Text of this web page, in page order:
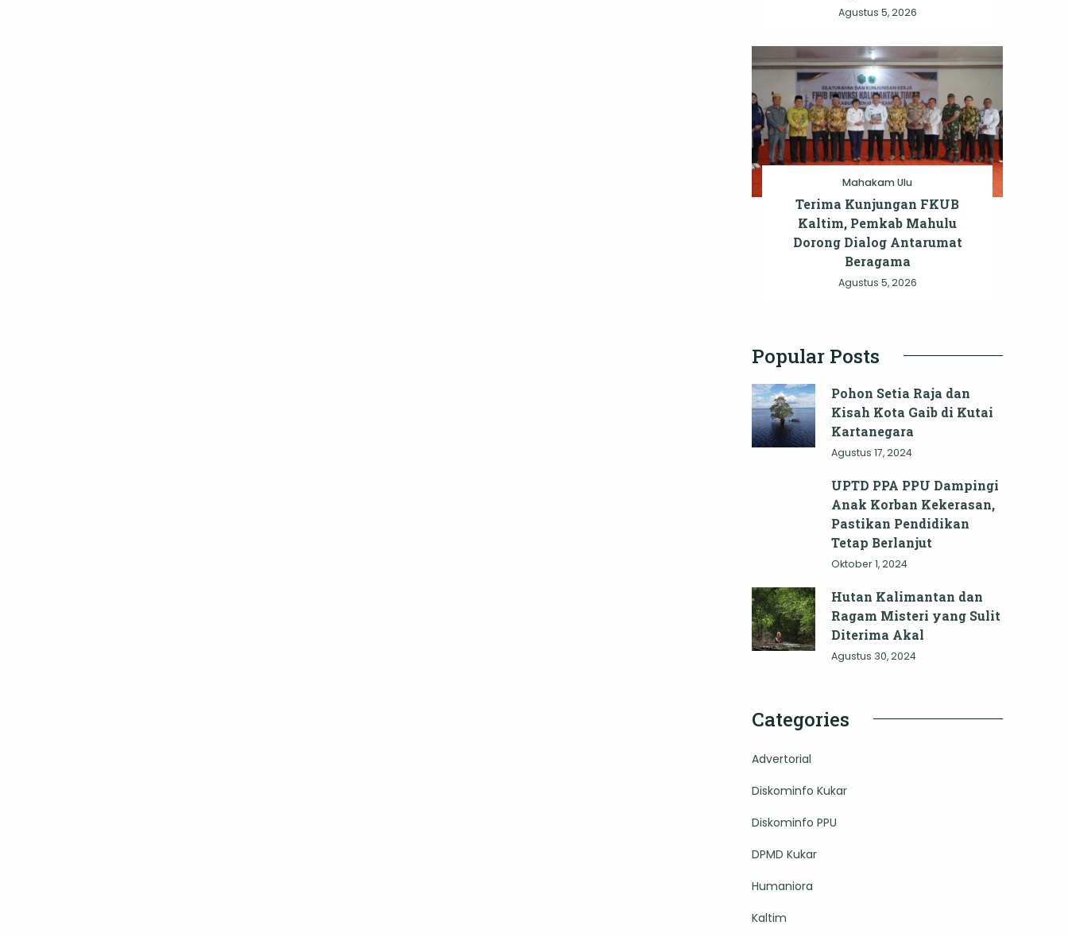
Agustus 5, 2026
Mahakam Ulu
Terima Kunjungan FKUB
Kaltim, Pemkab Mahulu
Dorong Dialog Antarumat
Beragama
Agustus 5, 2026
Popular Posts
Pohon Setia Raja dan
Kisah Kota Gaib di Kutai
Kartanegara
Agustus 17, 2024
UPTD PPA PPU Dampingi
Anak Korban Kekerasan,
Pastikan Pendidikan
Tetap Berlanjut
Oktober 1, 2024
Hutan Kalimantan dan
Ragam Misteri yang Sulit
Diterima Akal
Agustus 30, 2024
Categories
Advertorial
Diskominfo Kukar
Diskominfo PPU
DPMD Kukar
Humaniora
Kaltim